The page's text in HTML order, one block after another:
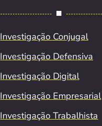
Investigação Conjugal
Investigação Defensiva
Investigação Digital
Investigação Empresarial
Investigação Trabalhista